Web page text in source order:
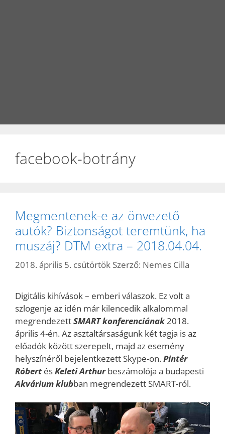
facebook-botrány
Megmentenek-e az önvezető
autók? Biztonságot teremtünk, ha
muszáj? DTM extra – 2018.04.04.
2018. április 5. csütörtök Szerző: Nemes Cilla
Digitális kihívások – emberi válaszok. Ez volt a
szlogenje az idén már kilencedik alkalommal
megrendezettSMART konferenciának2018.
április 4-én. Az asztaltársaságunk két tagja is az
előadók között szerepelt, majd az esemény
helyszínéről bejelentkezett Skype-on.Pintér
RóbertésKeleti Arthurbeszámolója a budapesti
Akváriumklubban megrendezett SMART-ról.